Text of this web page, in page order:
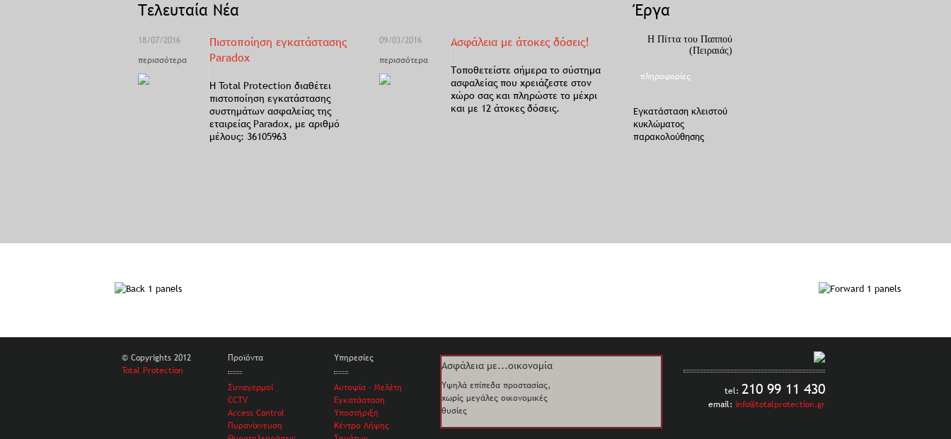
Τελευταία Νέα
18/07/2016
περισσότερα
Πιστοποίηση εγκατάστασης
Paradox
Η Total Protection διαθέτει
πιστοποίηση εγκατάστασης
συστημάτων ασφαλείας της
εταιρείας Paradox, με αριθμό
μέλους: 36105963
09/03/2016
περισσότερα
Ασφάλεια με άτοκες δόσεις!
Τοποθετείστε σήμερα το σύστημα
ασφαλείας που χρειάζεστε στον
χώρο σας και πληρώστε το μέχρι
και με 12 άτοκες δόσεις.
Έργα
Η Πίττα του Παππού
(Πειραιάς)
πληροφορίες
Εγκατάσταση κλειστού
κυκλώματος
παρακολούθησης
© Copyrights 2012
Total Protection
Προϊόντα
Συναγερμοί
CCTV
Access Control
Πυρανίχνευση
Υπηρεσίες
Αυτοψία - Μελέτη
Εγκατάσταση
Υποστήριξη
Κέντρο Λήψης
Ασφάλεια με...οικονομία
Υψηλά επίπεδα προστασίας,
χωρίς μεγάλες οικονομικές
θυσίες
tel: 210 99 11 430
email: info@totalprotection.gr